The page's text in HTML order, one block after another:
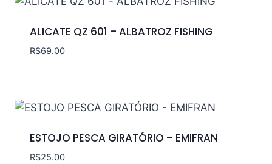
ALICATE QZ 601 – ALBATROZ FISHING
R$69.00
ESTOJO PESCA GIRATÓRIO – EMIFRAN
R$25.00